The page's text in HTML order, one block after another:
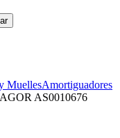
MuellesAmortiguadores
AS0010676